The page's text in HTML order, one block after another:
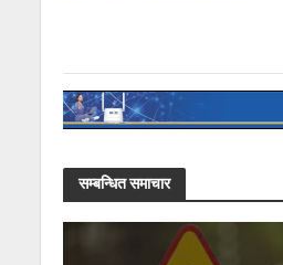
सम्बन्धित समाचार